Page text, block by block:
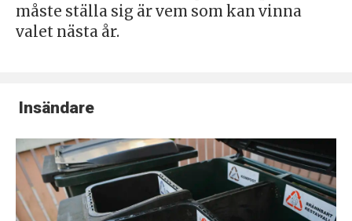
måste ställa sig är vem som kan vinna
valet nästa år.
Insändare